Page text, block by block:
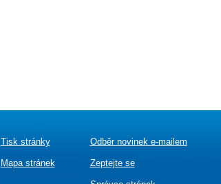
Tisk stránky
Mapa stránek
Odběr novinek e-mailem
Zeptejte se